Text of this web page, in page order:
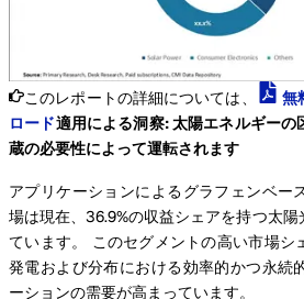
このレポートの詳細については、
無
ロード適用による洞察: 太陽エネルギー
蔵の必要性によって運転されます
アプリケーションによるグラフェンベー
場は現在、36.9%の収益シェアを持つ太
ています。 このセグメントの高い市場シ
発電および分布における効率的かつ永続
ーションの需要が高まっています。